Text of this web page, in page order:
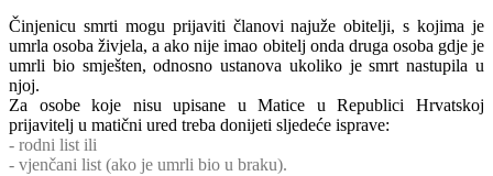
Činjenicu smrti mogu prijaviti članovi najuže obitelji, s kojima je
umrla osoba živjela, a ako nije imao obitelj onda druga osoba gdje je
umrli bio smješten, odnosno ustanova ukoliko je smrt nastupila u
njoj.
Za osobe koje nisu upisane u Matice u Republici Hrvatskoj
prijavitelj u matični ured treba donijeti sljedeće isprave:
- rodni list ili
- vjenčani list (ako je umrli bio u braku).